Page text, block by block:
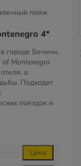
пляж
4*
городе Бечичи,
of Montenegro
а
Подходит
поездок и
Цена